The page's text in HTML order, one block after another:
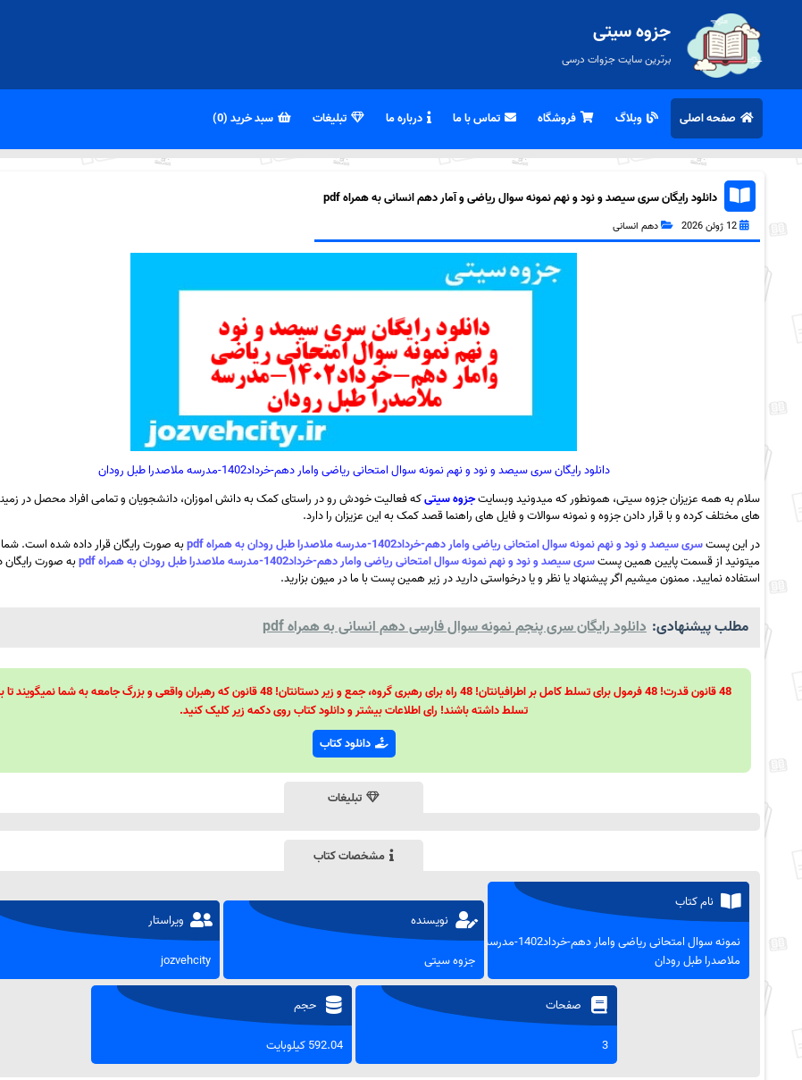
جزوه سیتی
برترین سایت جزوات درسی
صفحه اصلی وبلاگ فروشگاه تماس با ما درباره ما تبلیغات سبد خرید (0)
دانلود رایگان سری سیصد و نود و نهم نمونه سوال ریاضی و آمار دهم انسانی به همراه pdf
12 ژوئن 2026 دهم انسانی
دانلود رایگان سری سیصد و نود و نهم نمونه سوال امتحانی ریاضی وامار دهم-خرداد1402-مدرسه ملاصدرا طبل رودان
سلام به همه عزیزان جزوه سیتی، همونطور که میدونید وبسایتجزوه سیتیکه فعالیت خودش رو در راستای کمک به دانش اموزان، دانشجویان و تمامی افراد محصل در
های مختلف کرده و با قرار دادن جزوه و نمونه سوالات و فایل های راهنما قصد کمک به این عزیزان را دارد.
در این پستسری سیصد و نود و نهم نمونه سوال امتحانی ریاضی وامار دهم-خرداد1402-مدرسه ملاصدرا طبل رودان به همراه pdf
به صورت رایگان قرار داده شده است. شما
میتونید از قسمت پایین همین پستسری سیصد و نود و نهم نمونه سوال امتحانی ریاضی وامار دهم-خرداد1402-مدرسه ملاصدرا طبل رودان به همراه pdf
به صورت رایگان
استفاده نمایید. ممنون میشیم اگر پیشنهاد یا نظر و یا درخواستی دارید در زیر همین پست با ما در میون بزارید.
مطلب پیشنهادی: دانلود رایگان سری پنجم نمونه سوال فارسی دهم انسانی به همراه pdf
48 قانون قدرت! 48 فرمول برای تسلط کامل بر اطرافیانتان! 48 راه برای رهبری گروه، جمع و زیر دستانتان! 48 قانون که رهبران واقعی و بزرگ جامعه به شما
تسلط داشته باشند! رای اطلاعات بیشتر و دانلود کتاب روی دکمه زیر کلیک کنید.
دانلود کتاب
تبلیغات
مشخصات کتاب
نام کتاب
نمونه سوال امتحانی ریاضی وامار دهم-خرداد1402-مدرسه
ملاصدرا طبل رودان
نویسنده
جزوه سیتی
ویراستار
jozvehcity
صفحات
3
حجم
592.04 کیلوبایت